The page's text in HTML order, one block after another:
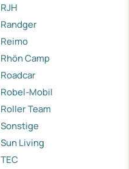
RJH
Randger
Reimo
Rhön Camp
Roadcar
Robel-Mobil
Roller Team
Sonstige
Sun Living
TEC